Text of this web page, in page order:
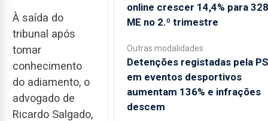
À saída do
tribunal após
tomar
conhecimento
do adiamento, o
advogado de
Ricardo Salgado,
online crescer 14,4% para 328
ME no 2.º trimestre
Outras modalidades
Detenções registadas pela
em eventos desportivos
aumentam 136% e infrações
descem